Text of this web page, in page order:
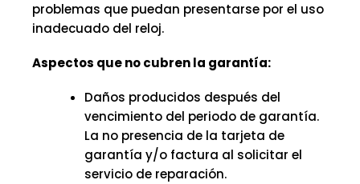
problemas que puedan presentarse por el uso
inadecuado del reloj.
Aspectos que no cubren la garantía:
Daños producidos después del
vencimiento del periodo de garantía.
La no presencia de la tarjeta de
garantía y/o factura al solicitar el
servicio de reparación.